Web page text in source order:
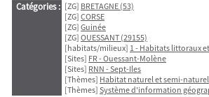
Catégories : [ZG] BRETAGNE (53)
[ZG] CORSE
[ZG] Guinée
[ZG] OUESSANT (29155)
[habitats/milieux] 1 - Habitats littoraux
[Sites] FR - Ouessant-Molène
[Sites] RNN - Sept-Iles
[Thèmes] Habitat naturel et semi-naturel
[Thèmes] Système d'information